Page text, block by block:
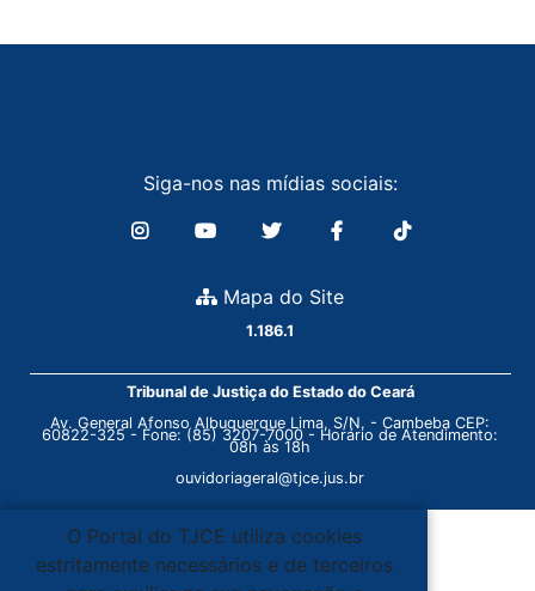
Siga-nos nas mídias sociais:
Mapa do Site
1.186.1
Tribunal de Justiça do Estado do Ceará
Av. General Afonso Albuquerque Lima, S/N. - Cambeba CEP:
60822-325 - Fone: (85) 3207-7000 - Horário de Atendimento:
08h às 18h
ouvidoriageral@tjce.jus.br
O Portal do TJCE utiliza cookies
estritamente necessários e de terceiros